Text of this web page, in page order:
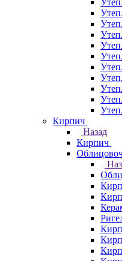
Кирпич
Назад
Кирпич